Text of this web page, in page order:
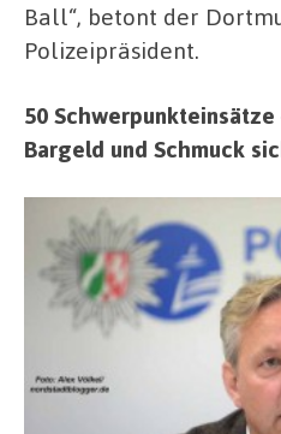
Ball“, betont der
Polizeipräsident.
50 Schwerpunkteinsätze
Bargeld und Schmuck